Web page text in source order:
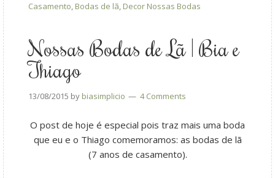
Casamento, Bodas de lã, Decor Nossas Bodas
Nossas Bodas de Lã | Bia e
Thiago
13/08/2015 by biasimplicio 4 Comments
O post de hoje é especial pois traz mais uma boda
que eu e o Thiago comemoramos: as bodas de lã
(7 anos de casamento).